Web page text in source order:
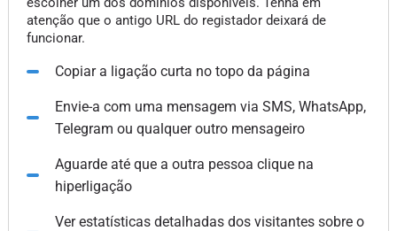
atenção que o antigo URL do registador deixará de
funcionar.
Copiar a ligação curta no topo da página
Envie-a com uma mensagem via SMS, WhatsApp,
Telegram ou qualquer outro mensageiro
Aguarde até que a outra pessoa clique na
hiperligação
Ver estatísticas detalhadas dos visitantes sobre o